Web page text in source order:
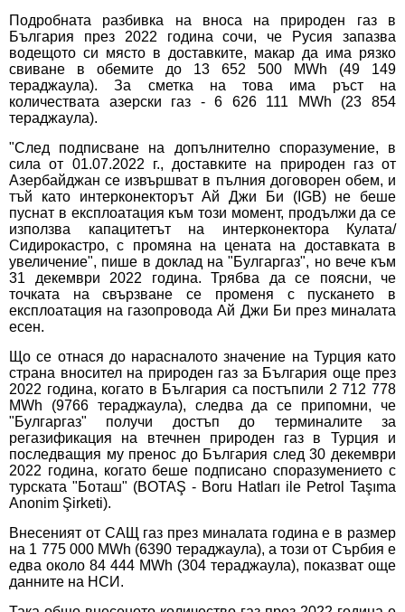
Подробната разбивка на вноса на природен газ в
България през 2022 година сочи, че Русия запазва
водещото си място в доставките, макар да има рязко
свиване в обемите до 13 652 500 MWh (49 149
тераджаула). За сметка на това има ръст на
количествата азерски газ - 6 626 111 MWh (23 854
тераджаула).
"След подписване на допълнително споразумение, в
сила от 01.07.2022 г., доставките на природен газ от
Азербайджан се извършват в пълния договорен обем, и
тъй като интерконекторът Ай Джи Би (IGB) не беше
пуснат в експлоатация към този момент, продължи да се
използва капацитетът на интерконектора Кулата/
Сидирокастро, с промяна на цената на доставката в
увеличение", пише в доклад на "Булгаргаз", но вече към
31 декември 2022 година. Трябва да се поясни, че
точката на свързване се променя с пускането в
експлоатация на газопровода Ай Джи Би през миналата
есен.
Що се отнася до нарасналото значение на Турция като
страна вносител на природен газ за България още през
2022 година, когато в България са постъпили 2 712 778
MWh (9766 тераджаула), следва да се припомни, че
"Булгаргаз" получи достъп до терминалите за
регазификация на втечнен природен газ в Турция и
последващия му пренос до България след 30 декември
2022 година, когато беше подписано споразумението с
турската "Боташ" (BOTAŞ - Boru Hatları ile Petrol Taşıma
Anonim Şirketi).
Внесеният от САЩ газ през миналата година е в размер
на 1 775 000 MWh (6390 тераджаула), а този от Сърбия е
едва около 84 444 MWh (304 тераджаула), показват още
данните на НСИ.